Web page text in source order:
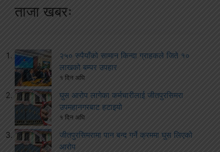
ताजा खबरः
२५० रुपैयाँको सामान किन्दा ग्राहकले जिते १०
लाखको बम्पर उपहार
१ दिन अघि
घुस आरोप लागेका कर्मचारीलाई जीतपुरसिमरा
उपमहानगरबाट हटाइयो
१ दिन अघि
जीतपुरसिमरामा पान बन्द गर्ने क्रममा घुस लिएको
आरोप